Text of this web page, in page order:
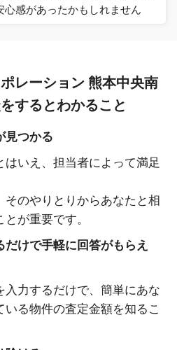
心感があったかもしれません
レーション 熊本中央南
するとわかること
見つかる
いえ、担当者によって満足
のやりとりからあなたと相
が重要です。
けで手軽に回答がもらえ
力するだけで、簡単にあな
る物件の査定金額を知るこ